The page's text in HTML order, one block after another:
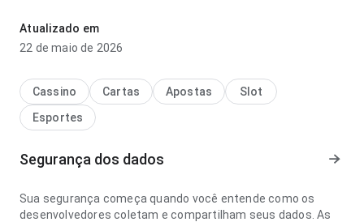
carregamento antes de decidir instalar; a página parece
completa sem ficar pesada. Esse cuidado nos detalhes faz
Atualizado em
22 de maio de 2026
Cassino Cartas Apostas
Slot
Esportes
Segurança dos dados
Sua segurança começa quando você entende como os
desenvolvedores coletam e compartilham seus dados. As